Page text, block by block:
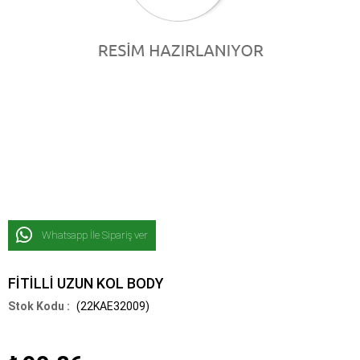
Whatsapp İle Sipariş ver
FİTİLLİ UZUN KOL BODY
(22KAE32009)